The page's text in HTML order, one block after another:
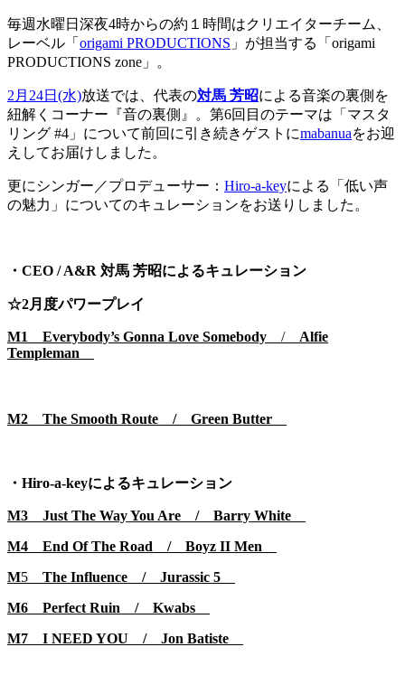
毎週水曜日深夜4時からの約１時間はクリエイターチーム、
レーベル「 origami PRODUCTIONS 」が担当する「origami
PRODUCTIONS zone」。
2月24日(水)放送では、代表の対馬 芳昭による音楽の裏側を
紐解くコーナー『音の裏側』。第6回目のテーマは「マスタ
リング #4」について前回に引き続きゲストにmabanuaをお迎
えしてお届けしました。
更にシンガー／プロデューサー： Hiro-a-keyによる「低い声
の魅力」についてのキュレーションをお送りしました。
・CEO / A&R 対馬 芳昭によるキュレーション
☆2月度パワープレイ
M1 Everybody’s Gonna Love Somebody / Alfie
Templeman
M2 The Smooth Route / Green Butter
・Hiro-a-keyによるキュレーション
M3 Just The Way You Are / Barry White
M4 End Of The Road / Boyz II Men
M5 The Influence / Jurassic 5
M6 Perfect Ruin / Kwabs
M7 I NEED YOU / Jon Batiste